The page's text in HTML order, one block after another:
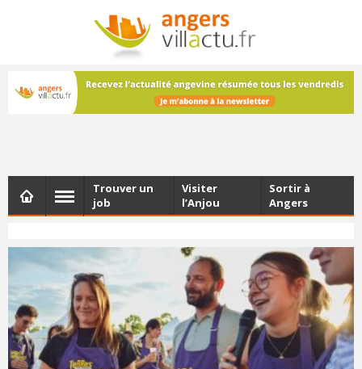
NEWSLETTER
Les dernières actualités d'Angers, chaque vendredi dans
votre boîte e-mail
Trouver un
job
Visiter
l’Anjou
Sortir à
Angers